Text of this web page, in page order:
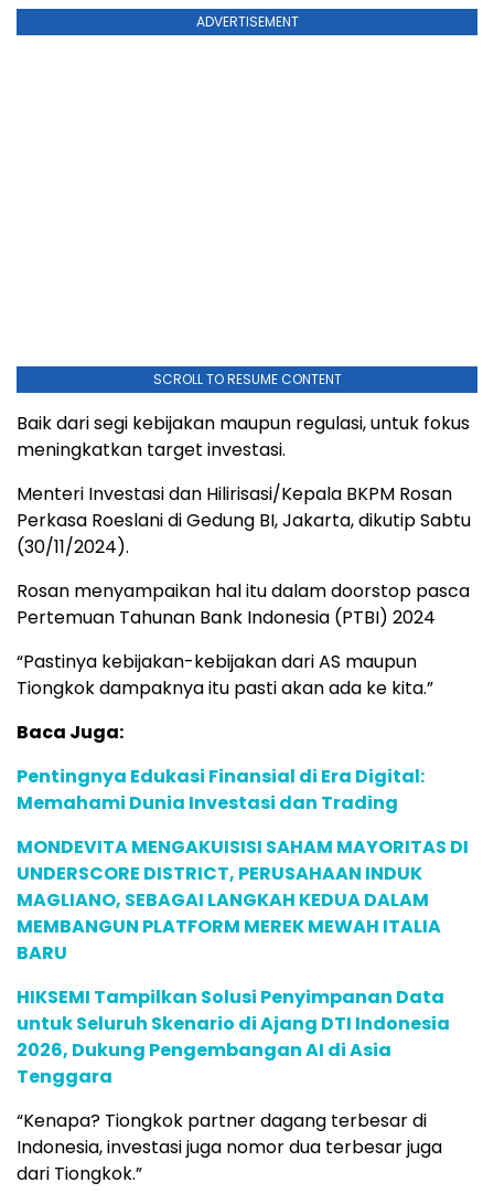
ADVERTISEMENT
SCROLL TO RESUME CONTENT
Baik dari segi kebijakan maupun regulasi, untuk fokus
meningkatkan target investasi.
Menteri Investasi dan Hilirisasi/Kepala BKPM Rosan
Perkasa Roeslani di Gedung BI, Jakarta, dikutip Sabtu
(30/11/2024).
Rosan menyampaikan hal itu dalam doorstop pasca
Pertemuan Tahunan Bank Indonesia (PTBI) 2024
“Pastinya kebijakan-kebijakan dari AS maupun
Tiongkok dampaknya itu pasti akan ada ke kita.”
Baca Juga:
Pentingnya Edukasi Finansial di Era Digital:
Memahami Dunia Investasi dan Trading
MONDEVITA MENGAKUISISI SAHAM MAYORITAS DI
UNDERSCORE DISTRICT, PERUSAHAAN INDUK
MAGLIANO, SEBAGAI LANGKAH KEDUA DALAM
MEMBANGUN PLATFORM MEREK MEWAH ITALIA
BARU
HIKSEMI Tampilkan Solusi Penyimpanan Data
untuk Seluruh Skenario di Ajang DTI Indonesia
2026, Dukung Pengembangan AI di Asia
Tenggara
“Kenapa? Tiongkok partner dagang terbesar di
Indonesia, investasi juga nomor dua terbesar juga
dari Tiongkok.”